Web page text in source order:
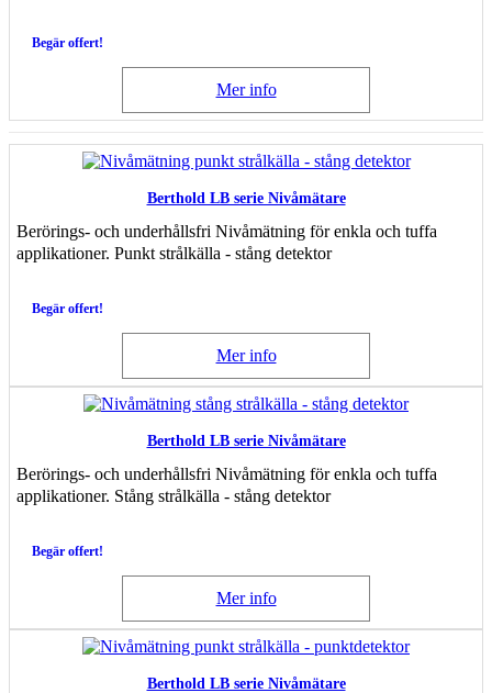
Begär offert!
Mer info
Berthold LB serie Nivåmätare
Berörings- och underhållsfri Nivåmätning för enkla och tuffa
applikationer. Punkt strålkälla - stång detektor
Begär offert!
Mer info
Berthold LB serie Nivåmätare
Berörings- och underhållsfri Nivåmätning för enkla och tuffa
applikationer. Stång strålkälla - stång detektor
Begär offert!
Mer info
Berthold LB serie Nivåmätare